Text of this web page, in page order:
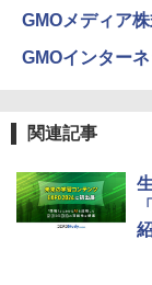
GMOメディア
GMOインター
関連記事